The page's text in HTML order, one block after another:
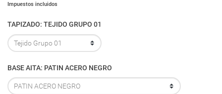
Impuestos incluidos
TAPIZADO: TEJIDO GRUPO 01
BASE AITA: PATIN ACERO NEGRO